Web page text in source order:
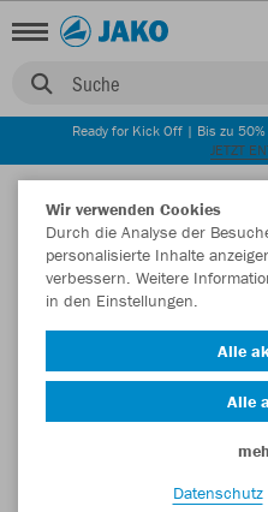
Suche
Ready for Kick Off | Bis zu
JETZT
Login zum
Wir verwenden Cookies
Durch die Analyse der
personalisierte Inhalte
verbessern. Weitere
in den Einstellungen.
Alle
Alle
Datenschutz